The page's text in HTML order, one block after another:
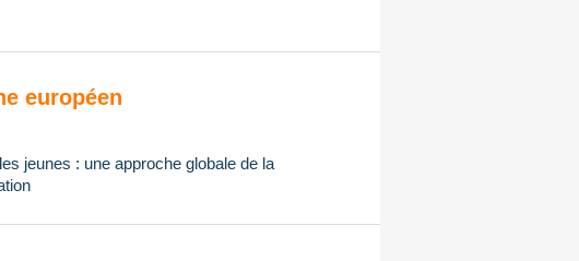
européen
jeunes : une approche globale de la